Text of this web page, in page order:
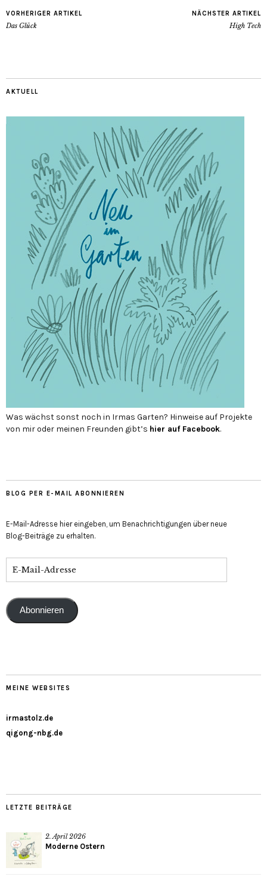
VORHERIGER ARTIKEL
Das Glück
NÄCHSTER ARTIKEL
High Tech
AKTUELL
Was wächst sonst noch in Irmas Garten? Hinweise auf Projekte
von mir oder meinen Freunden gibt’s hier auf Face­book.
BLOG PER E-MAIL ABONNIEREN
E-Mail-Adresse hier eingeben, um Benachrichtigungen über neue
Blog-Beiträge zu erhalten.
Abonnieren
MEINE WEBSITES
irmastolz.de
qigong-nbg.de
LETZTE BEITRÄGE
2. April 2026
Moderne Ostern